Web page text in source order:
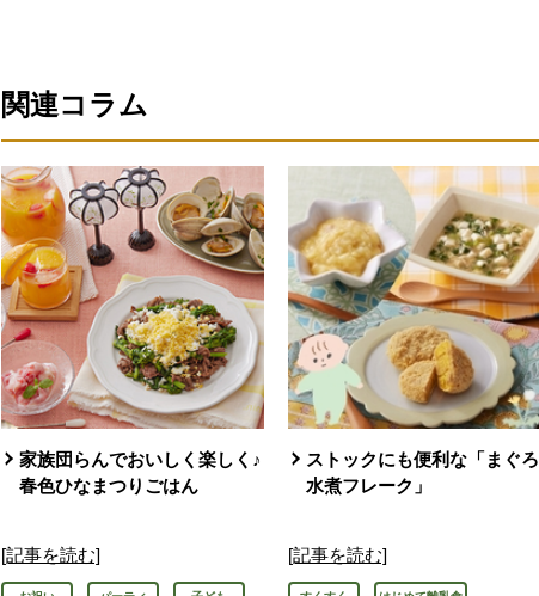
関連コラム
家族団らんでおいしく楽しく♪
春色ひなまつりごはん
[記事を読む]
ストックにも便利な「まぐろ
水煮フレーク」
[記事を読む]